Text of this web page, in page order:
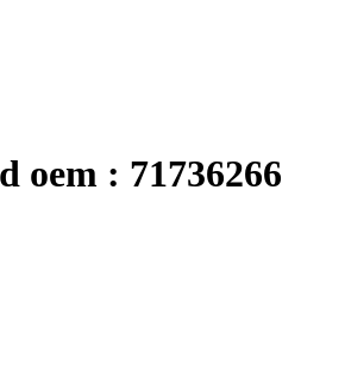
oem : 71736266